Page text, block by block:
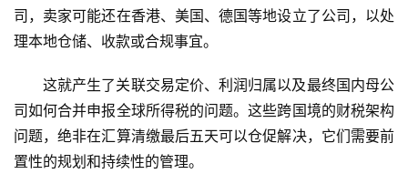
司，卖家可能还在香港、美国、德国等地设立了公司，以处
理本地仓储、收款或合规事宜。
这就产生了关联交易定价、利润归属以及最终国内母公
司如何合并申报全球所得税的问题。这些跨国境的财税架构
问题，绝非在汇算清缴最后五天可以仓促解决，它们需要前
置性的规划和持续性的管理。